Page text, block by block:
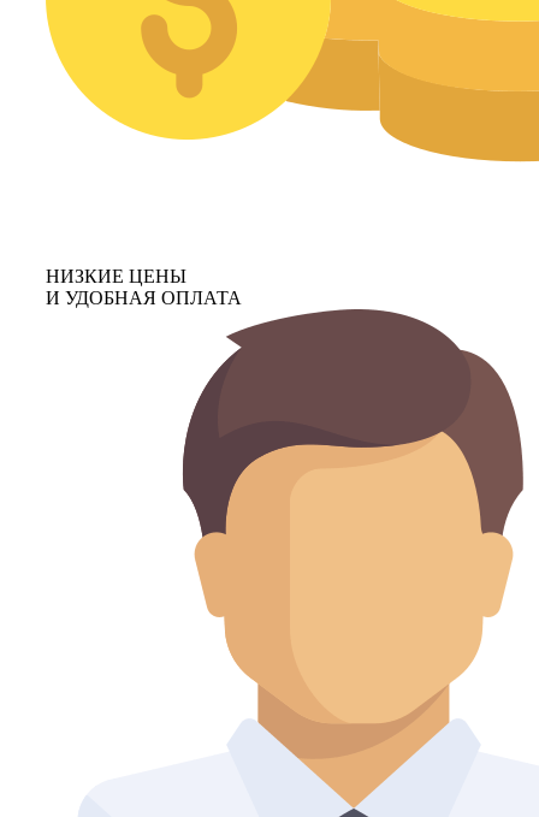
НИЗКИЕ ЦЕНЫ
И УДОБНАЯ ОПЛАТА